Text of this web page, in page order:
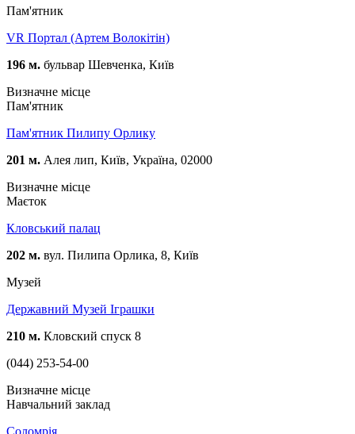
Пам'ятник
VR Портал (Артем Волокітін)
196 м. бульвар Шевченка, Київ
Визначне місце
Пам'ятник
Пам'ятник Пилипу Орлику
201 м. Алея лип, Київ, Україна, 02000
Визначне місце
Маєток
Кловський палац
202 м. вул. Пилипа Орлика, 8, Київ
Музей
Державний Музей Іграшки
210 м. Кловский спуск 8
(044) 253-54-00
Визначне місце
Навчальний заклад
Соломрія